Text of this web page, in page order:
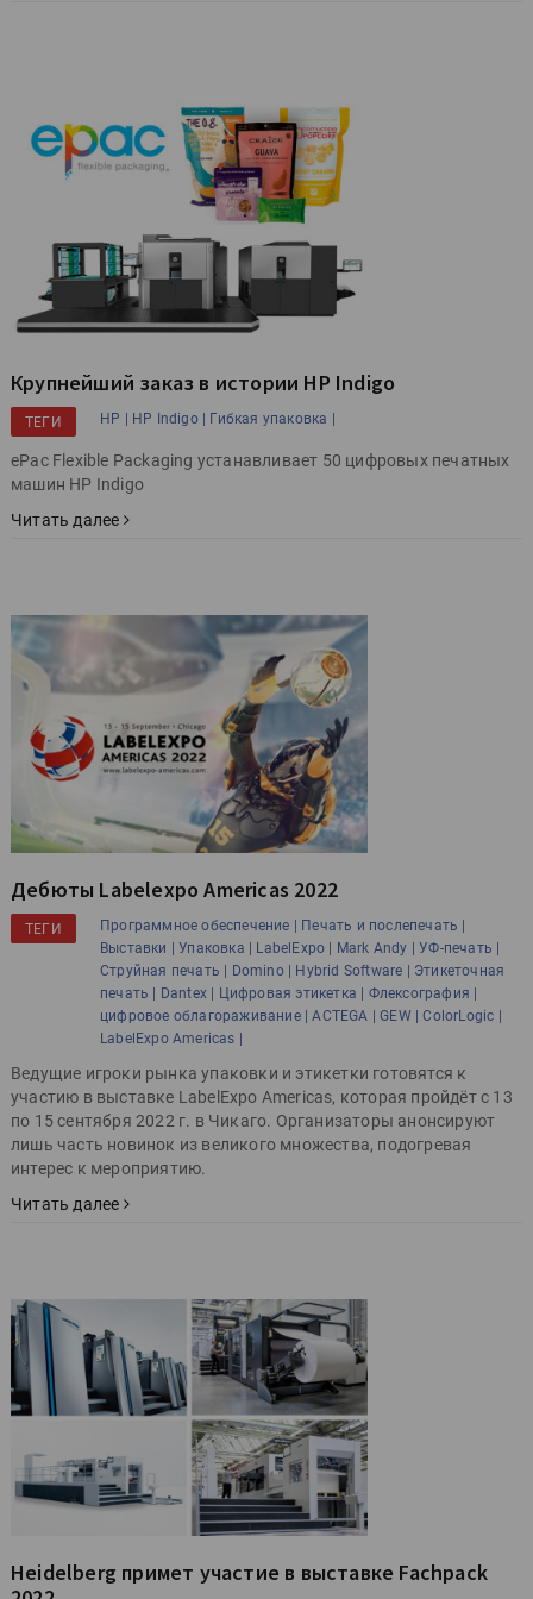
Крупнейший заказ в истории HP Indigo
ТЕГИ HP | HP Indigo | Гибкая упаковка |
ePac Flexible Packaging устанавливает 50 цифровых печатных
машин HP Indigo
Читать далее
Дебюты Labelexpo Americas 2022
ТЕГИ Программное обеспечение | Печать и послепечать |
Выставки | Упаковка | LabelExpo | Mark Andy | УФ-печать |
Струйная печать | Domino | Hybrid Software | Этикеточная
печать | Dantex | Цифровая этикетка | Флексография |
цифровое облагораживание | ACTEGA | GEW | ColorLogic |
LabelExpo Americas |
Ведущие игроки рынка упаковки и этикетки готовятся к
участию в выставке LabelExpo Americas, которая пройдёт с 13
по 15 сентября 2022 г. в Чикаго. Организаторы анонсируют
лишь часть новинок из великого множества, подогревая
интерес к мероприятию.
Читать далее
Heidelberg примет участие в выставке Fachpack